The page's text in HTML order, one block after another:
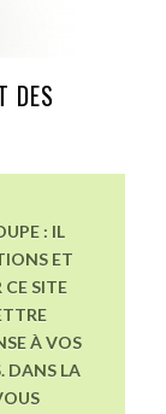
DES
: IL
ET
SITE
À VOS
DANS LA